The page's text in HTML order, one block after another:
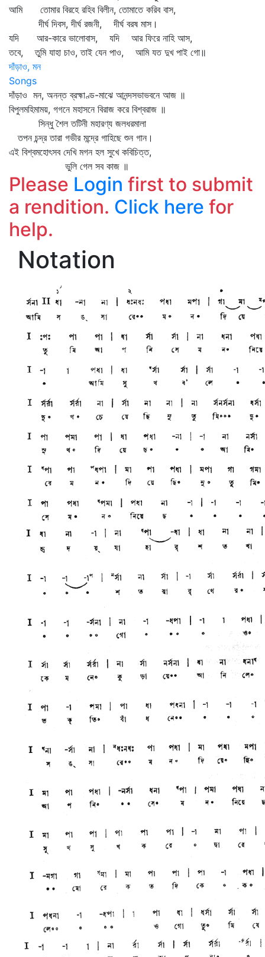
আমি তোমার বিরহে রহিব বিলীন, তোমাতে করিব বাস,
দীর্ঘ দিবস, দীর্ঘ রজনী, দীর্ঘ বরষ মাস।
যদি আর-কারে ভালোবাস, যদি আর ফিরে নাহি আস,
তবে, তুমি যাহা চাও, তাই যেন পাও, আমি যত দুখ পাই গো॥
দাঁড়াও, মন
Songs
দাঁড়াও মন, অনন্ত ব্রহ্মাণ্ড-মাঝে আনন্দসভাভবনে আজ ॥
বিপুলমহিমাময়, গগনে মহাসনে বিরাজ করে বিশ্বরাজ ॥
সিন্ধু শৈল তটিনী মহারণ্য জলধরমালা
তপন চন্দ্র তারা গভীর মন্দ্রে গাহিছে শুন গান।
এই বিশ্বমহোৎসব দেখি মগন হল সুখে কবিচিত্ত,
ভুলি গেল সব কাজ ॥
Please Login first to submit
a rendition. Click here for
help.
Notation